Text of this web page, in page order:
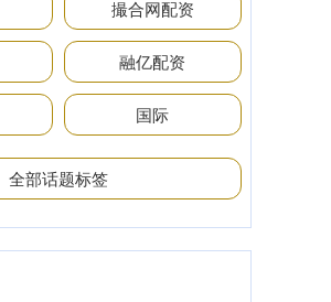
撮合网配资
融亿配资
国际
全部话题标签